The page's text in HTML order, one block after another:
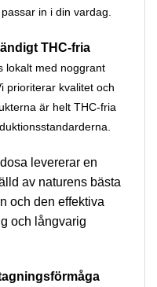
in i din vardag.
THC-fria
lokalt med noggrant
prioriterar kvalitet och
är helt THC-fria
levererar en
av naturens bästa
och den effektiva
och långvarig